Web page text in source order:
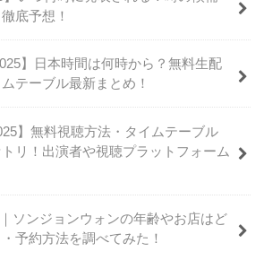
底予想！
】日本時間は何時から？無料生配
テーブル最新まとめ！
】無料視聴方法・タイムテーブル
トリ！出演者や視聴プラットフォーム
ソンジョンウォンの年齢やお店はど
予約方法を調べてみた！